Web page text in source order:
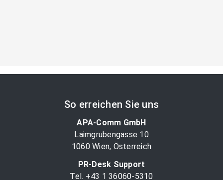
So erreichen Sie uns
APA-Comm GmbH
Laimgrubengasse 10
1060 Wien, Österreich
PR-Desk Support
Tel. +43 1 36060-5310